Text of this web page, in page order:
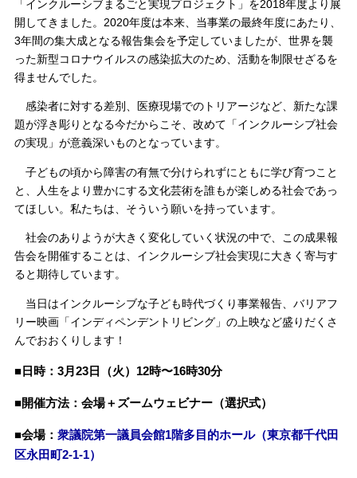
「インクルーシブまるごと実現プロジェクト」を2018年度より展
開してきました。2020年度は本来、当事業の最終年度にあたり、
3年間の集大成となる報告集会を予定していましたが、世界を襲
った新型コロナウイルスの感染拡大のため、活動を制限せざるを
得ませんでした。
感染者に対する差別、医療現場でのトリアージなど、新たな課
題が浮き彫りとなる今だからこそ、改めて「インクルーシブ社会
の実現」が意義深いものとなっています。
子どもの頃から障害の有無で分けられずにともに学び育つこと
と、人生をより豊かにする文化芸術を誰もが楽しめる社会であっ
てほしい。私たちは、そういう願いを持っています。
社会のありようが大きく変化していく状況の中で、この成果報
告会を開催することは、インクルーシブ社会実現に大きく寄与す
ると期待しています。
当日はインクルーシブな子ども時代づくり事業報告、バリアフ
リー映画「インディペンデントリビング」の上映など盛りだくさ
んでおおくりします！
■日時：3月23日（火）12時〜16時30分
■開催方法：会場＋ズームウェビナー（選択式）
■会場： 衆議院第一議員会館1階多目的ホール（東京都千代田
区永田町2-1-1）